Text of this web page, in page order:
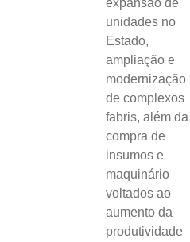
unidades no
Estado,
ampliação e
modernização
de complexos
fabris, além da
compra de
insumos e
maquinário
voltados ao
aumento da
produtividade